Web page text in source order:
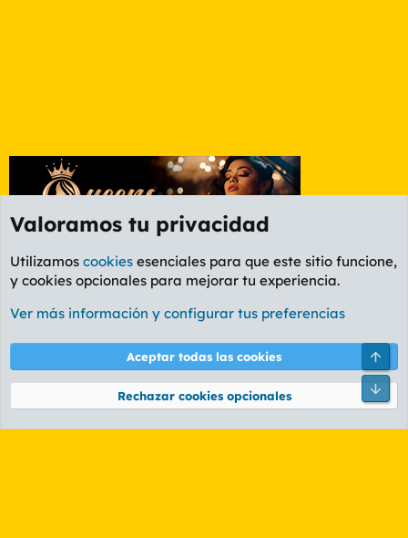
Etiquetas
Cookies
PL OLDSTYLE AMARILLO
Términos y reglas Política de privacidad Ayuda
Community platform by XenForo® © 2010-2026 XenForo Ltd.
Valoramos tu privacidad
Utilizamos cookies esenciales para que este sitio funcione,
y cookies opcionales para mejorar tu experiencia.
Ver más información y configurar tus preferencias
Aceptar todas las cookies
Rechazar cookies opcionales
Pie